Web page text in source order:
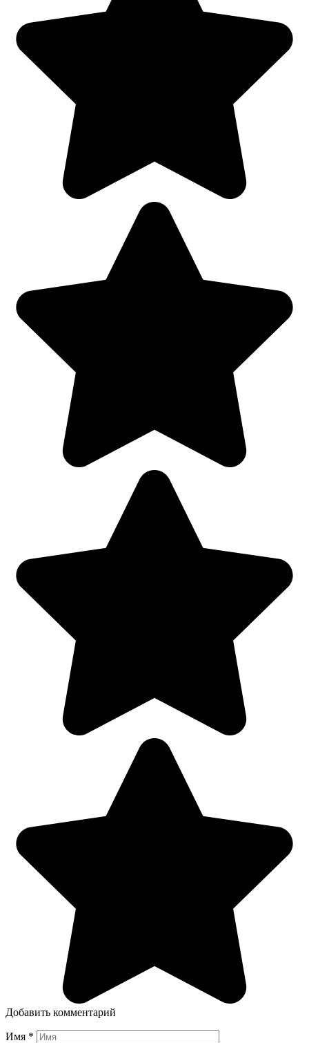
Добавить комментарий
Имя *